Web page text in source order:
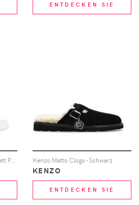
ENTDECKEN SIE
Kenzo Matto Clogs - Schwarz
KENZO
ENTDECKEN SIE